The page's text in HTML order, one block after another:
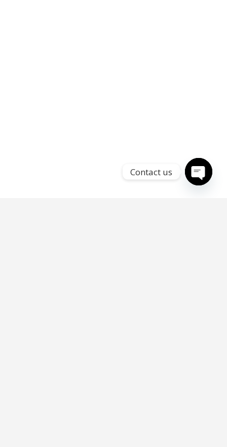
Contact us